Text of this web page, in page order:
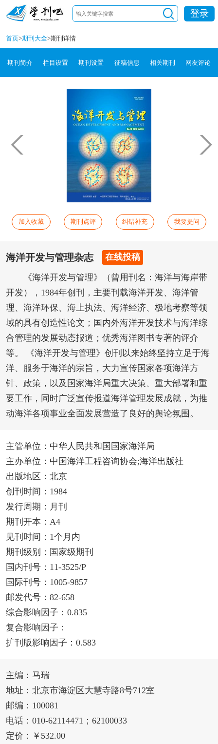
登录
首页>期刊大全>期刊详情
期刊简介 栏目设置 期刊设置 征稿信息 相关期刊 网友评论
加入收藏 期刊点评 纠错补充 我要提问
海洋开发与管理杂志 在线投稿
《海洋开发与管理》（曾用刊名：海洋与海岸带
开发），1984年创刊，主要刊载海洋开发、海洋管
理、海洋环保、海上执法、海洋经济、极地考察等领
域的具有创造性论文；国内外海洋开发技术与海洋综
合管理的发展动态报道；优秀海洋图书专著的评介
等。 《海洋开发与管理》创刊以来始终坚持立足于海
洋、服务于海洋的宗旨，大力宣传国家各项海洋方
针、政策，以及国家海洋局重大决策、重大部署和重
要工作，同时广泛宣传报道海洋管理发展成就，为推
动海洋各项事业全面发展营造了良好的舆论氛围。
主管单位：中华人民共和国国家海洋局
主办单位：中国海洋工程咨询协会;海洋出版社
出版地区：北京
创刊时间：1984
发行周期：月刊
期刊开本：A4
见刊时间：1个月内
期刊级别：国家级期刊
国内刊号：11-3525/P
国际刊号：1005-9857
邮发代号：82-658
综合影响因子：0.835
复合影响因子：
扩刊版影响因子：0.583
主编：马瑞
地址：北京市海淀区大慧寺路8号712室
邮编：100081
电话：010-62114471；62100033
定价：￥532.00